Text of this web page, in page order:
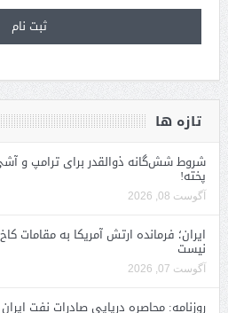
تازه ها
شروط شش‌گانه ذوالقدر برای ترامپ و آشی
پخته!
آگوست 08, 2026
ایران؛ فرمانده ارتش آمریکا به
نیست
آگوست 07, 2026
روزنامه: محاصره دریایی صادرات نفت